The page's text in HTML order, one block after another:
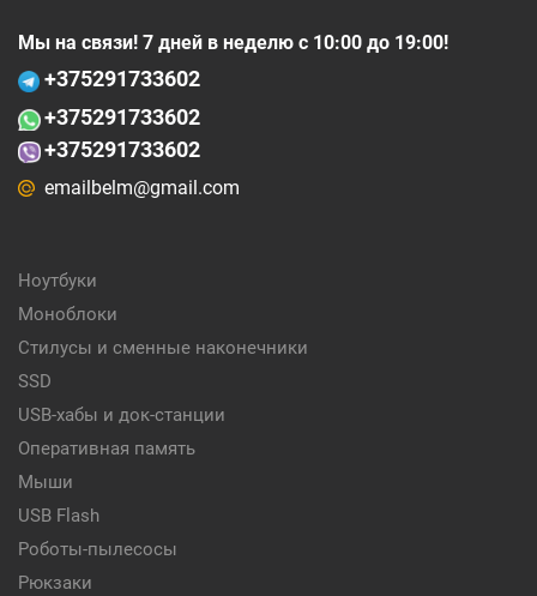
Мы на связи! 7 дней в неделю с 10:00 до 19:00!
+375291733602
+375291733602
+375291733602
emailbelm@gmail.com
Ноутбуки
Моноблоки
Стилусы и сменные наконечники
SSD
USB-хабы и док-станции
Оперативная память
Мыши
USB Flash
Роботы-пылесосы
Рюкзаки